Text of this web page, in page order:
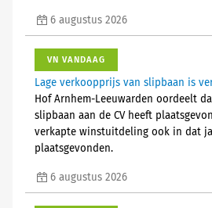
6 augustus 2026
VN VANDAAG
Lage verkoopprijs van slipbaan is
Hof Arnhem-Leeuwarden oordeelt
slipbaan aan de CV heeft
verkapte winstuitdeling ook in dat
plaatsgevonden.
6 augustus 2026